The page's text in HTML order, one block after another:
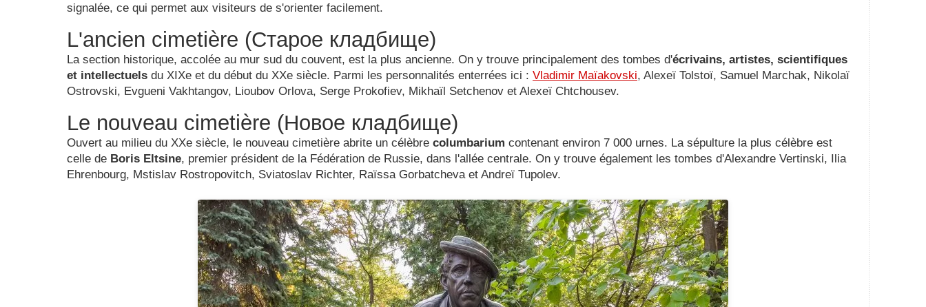
signalée, ce qui permet aux visiteurs de s'orienter facilement.
L'ancien cimetière (Старое кладбище)
La section historique, accolée au mur sud du couvent, est la plus ancienne. On y trouve principalement des tombes d'écrivains, artistes, scientifiques
et intellectuels du XIXe et du début du XXe siècle. Parmi les personnalités enterrées ici : Vladimir Maïakovski, Alexeï Tolstoï, Samuel Marchak, Nikolaï
Ostrovski, Evgueni Vakhtangov, Lioubov Orlova, Serge Prokofiev, Mikhaïl Setchenov et Alexeï Chtchousev.
Le nouveau cimetière (Новое кладбище)
Ouvert au milieu du XXe siècle, le nouveau cimetière abrite un célèbre columbarium contenant environ 7 000 urnes. La sépulture la plus célèbre est
celle de Boris Eltsine, premier président de la Fédération de Russie, dans l'allée centrale. On y trouve également les tombes d'Alexandre Vertinski, Ilia
Ehrenbourg, Mstislav Rostropovitch, Sviatoslav Richter, Raïssa Gorbatcheva et Andreï Tupolev.